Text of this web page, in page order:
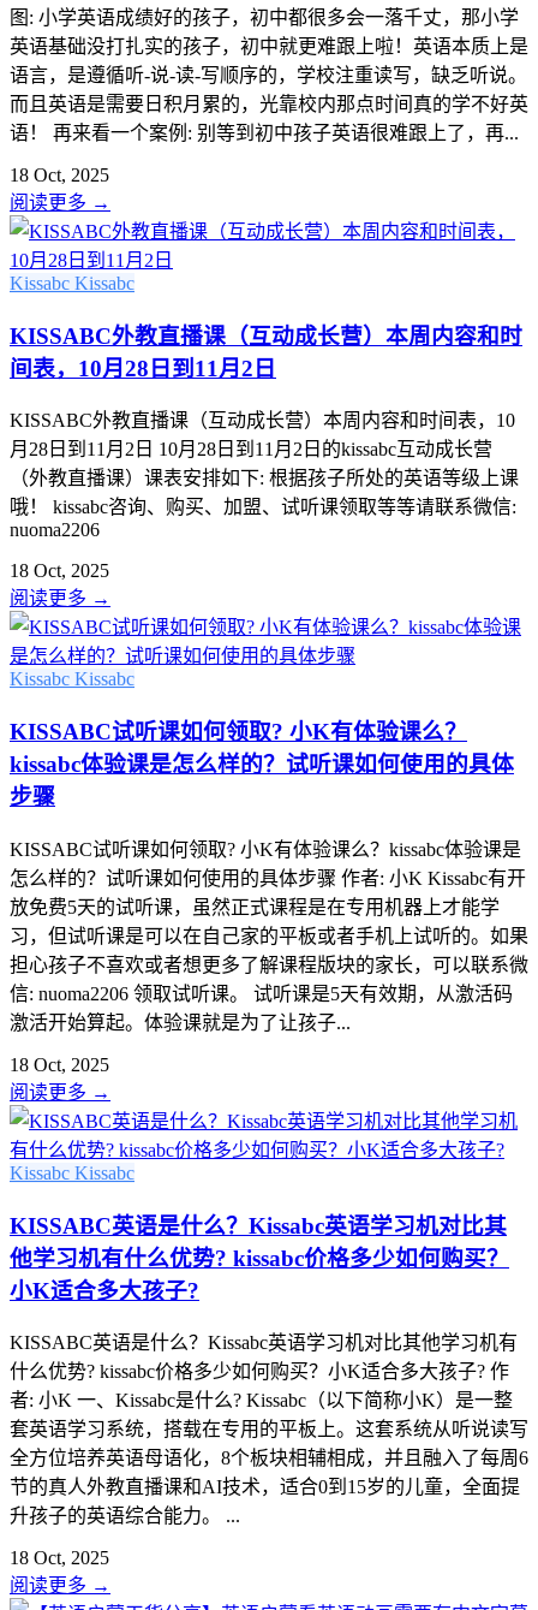
图: 小学英语成绩好的孩子，初中都很多会一落千丈，那小学
英语基础没打扎实的孩子，初中就更难跟上啦！英语本质上是
语言，是遵循听-说-读-写顺序的，学校注重读写，缺乏听说。
而且英语是需要日积月累的，光靠校内那点时间真的学不好英
语！ 再来看一个案例: 别等到初中孩子英语很难跟上了，再...
18 Oct, 2025
阅读更多 →
Kissabc Kissabc
KISSABC外教直播课（互动成长营）本周内容和时
间表，10月28日到11月2日
KISSABC外教直播课（互动成长营）本周内容和时间表，10
月28日到11月2日 10月28日到11月2日的kissabc互动成长营
（外教直播课）课表安排如下: 根据孩子所处的英语等级上课
哦！ kissabc咨询、购买、加盟、试听课领取等等请联系微信:
nuoma2206
18 Oct, 2025
阅读更多 →
Kissabc Kissabc
KISSABC试听课如何领取? 小K有体验课么？
kissabc体验课是怎么样的？试听课如何使用的具体
步骤
KISSABC试听课如何领取? 小K有体验课么？kissabc体验课是
怎么样的？试听课如何使用的具体步骤 作者: 小K Kissabc有开
放免费5天的试听课，虽然正式课程是在专用机器上才能学
习，但试听课是可以在自己家的平板或者手机上试听的。如果
担心孩子不喜欢或者想更多了解课程版块的家长，可以联系微
信: nuoma2206 领取试听课。 试听课是5天有效期，从激活码
激活开始算起。体验课就是为了让孩子...
18 Oct, 2025
阅读更多 →
Kissabc Kissabc
KISSABC英语是什么？Kissabc英语学习机对比其
他学习机有什么优势? kissabc价格多少如何购买？
小K适合多大孩子?
KISSABC英语是什么？Kissabc英语学习机对比其他学习机有
什么优势? kissabc价格多少如何购买？小K适合多大孩子? 作
者: 小K 一、Kissabc是什么? Kissabc（以下简称小K）是一整
套英语学习系统，搭载在专用的平板上。这套系统从听说读写
全方位培养英语母语化，8个板块相辅相成，并且融入了每周6
节的真人外教直播课和AI技术，适合0到15岁的儿童，全面提
升孩子的英语综合能力。 ...
18 Oct, 2025
阅读更多 →